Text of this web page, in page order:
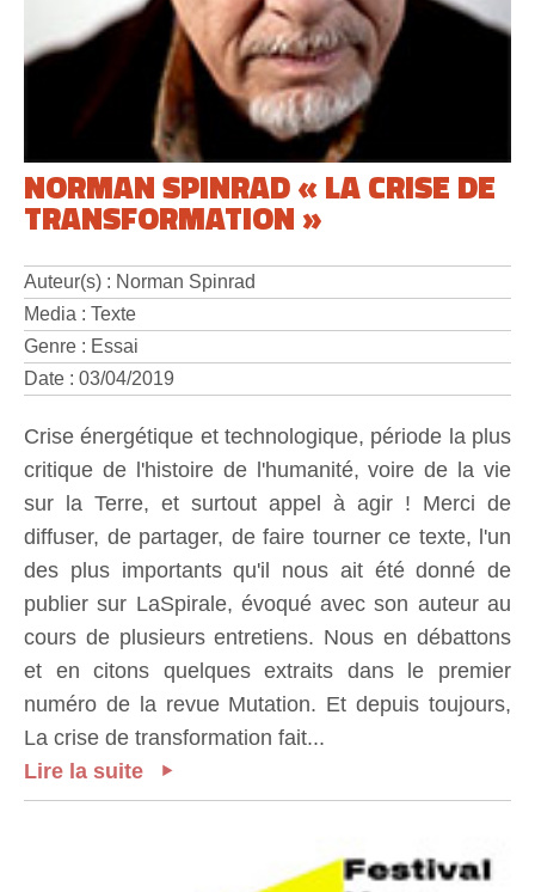
NORMAN SPINRAD « LA CRISE DE
TRANSFORMATION »
Auteur(s) : Norman Spinrad
Media : Texte
Genre : Essai
Date : 03/04/2019
Crise énergétique et technologique, période la plus
critique de l'histoire de l'humanité, voire de la vie
sur la Terre, et surtout appel à agir ! Merci de
diffuser, de partager, de faire tourner ce texte, l'un
des plus importants qu'il nous ait été donné de
publier sur LaSpirale, évoqué avec son auteur au
cours de plusieurs entretiens. Nous en débattons
et en citons quelques extraits dans le premier
numéro de la revue Mutation. Et depuis toujours,
La crise de transformation fait...
Lire la suite